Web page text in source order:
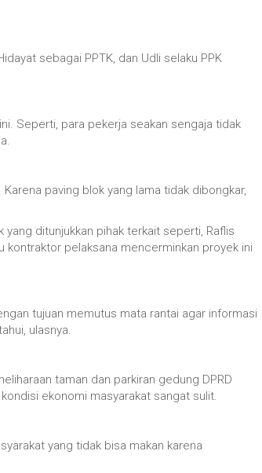
sebagai PPTK, dan Udli selaku PPK
Seperti, para pekerja seakan sengaja tidak
paving blok yang lama tidak dibongkar,
ditunjukkan pihak terkait seperti, Raflis
kontraktor pelaksana mencerminkan proyek ini
tujuan memutus mata rantai agar informasi
ulasnya.
taman dan parkiran gedung DPRD
ekonomi masyarakat sangat sulit.
yang tidak bisa makan karena